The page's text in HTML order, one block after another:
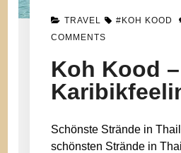
TRAVEL #KOH KOOD
COMMENTS
Koh Kood –
Schönste Strände in
schönsten Strände in